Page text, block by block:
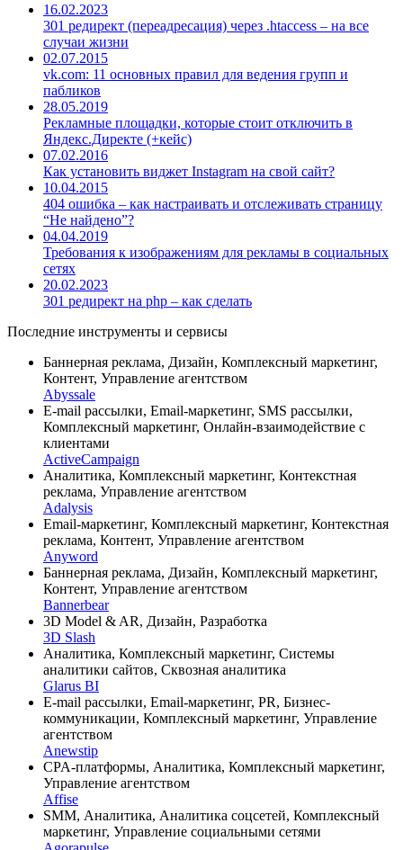
16.02.2023
301 редирект (переадресация) через .htaccess – на все
случаи жизни
02.07.2015
vk.com: 11 основных правил для ведения групп и
пабликов
28.05.2019
Рекламные площадки, которые стоит отключить в
Яндекс.Директе (+кейс)
07.02.2016
Как установить виджет Instagram на свой сайт?
10.04.2015
404 ошибка – как настраивать и отслеживать страницу
“Не найдено”?
04.04.2019
Требования к изображениям для рекламы в социальных
сетях
20.02.2023
301 редирект на php – как сделать
Последние инструменты и сервисы
Баннерная реклама, Дизайн, Комплексный маркетинг,
Контент, Управление агентством
Abyssale
E-mail рассылки, Email-маркетинг, SMS рассылки,
Комплексный маркетинг, Онлайн-взаимодействие с
клиентами
ActiveCampaign
Аналитика, Комплексный маркетинг, Контекстная
реклама, Управление агентством
Adalysis
Email-маркетинг, Комплексный маркетинг, Контекстная
реклама, Контент, Управление агентством
Anyword
Баннерная реклама, Дизайн, Комплексный маркетинг,
Контент, Управление агентством
Bannerbear
3D Model & AR, Дизайн, Разработка
3D Slash
Аналитика, Комплексный маркетинг, Системы
аналитики сайтов, Сквозная аналитика
Glarus BI
E-mail рассылки, Email-маркетинг, PR, Бизнес-
коммуникации, Комплексный маркетинг, Управление
агентством
Anewstip
CPA-платформы, Аналитика, Комплексный маркетинг,
Управление агентством
Affise
SMM, Аналитика, Аналитика соцсетей, Комплексный
маркетинг, Управление социальными сетями